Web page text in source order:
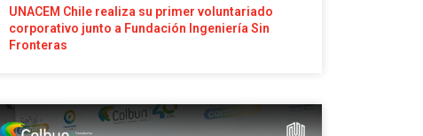
UNACEM Chile realiza su primer voluntariado
corporativo junto a Fundación Ingeniería Sin
Fronteras